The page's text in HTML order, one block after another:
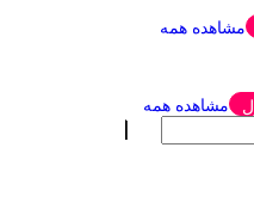
مشاهده همه
مشاهده همه